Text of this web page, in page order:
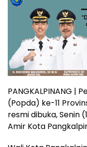
PANGKALPINANG |
(Popda) ke-11
resmi dibuka, Senin
Amir Kota